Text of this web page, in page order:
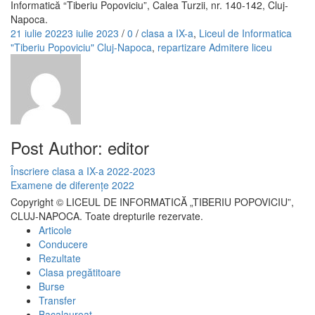
Informatică “Tiberiu Popoviciu”, Calea Turzii, nr. 140-142, Cluj-
Napoca.
Posted
on
21 iulie 20223 iulie 2023 / 0 / Tags
clasa a IX-a, Liceul de Informatica
"Tiberiu Popoviciu" Cluj-Napoca, repartizare Categories
Admitere liceu
Post Author: editor
Navigare
în
articole
Previous
Post
Înscriere clasa a IX-a 2022-2023
Next
Post
Examene de diferențe 2022
Copyright © LICEUL DE INFORMATICĂ „TIBERIU POPOVICIU”,
CLUJ-NAPOCA. Toate drepturile rezervate.
Articole
Conducere
Rezultate
Clasa pregătitoare
Burse
Transfer